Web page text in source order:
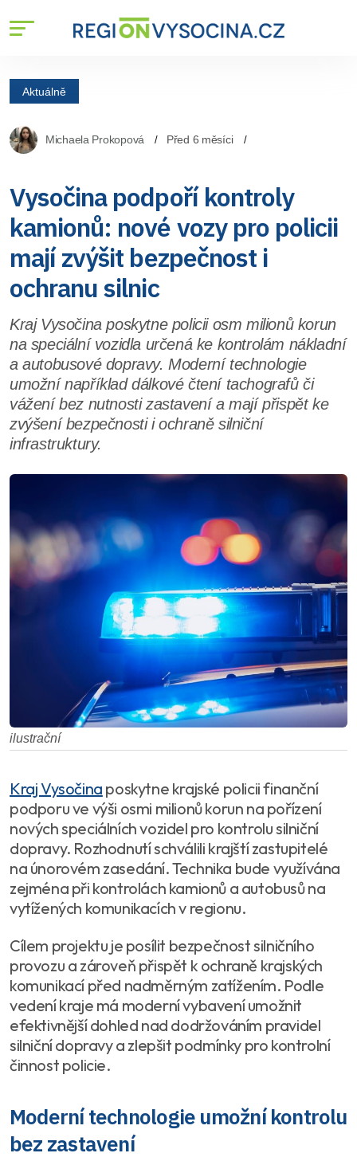
Aktuálně
Michaela Prokopová Před 6 měsíci
Vysočina podpoří kontroly
kamionů: nové vozy pro policii
mají zvýšit bezpečnost i
ochranu silnic
Kraj Vysočina poskytne policii osm milionů korun
na speciální vozidla určená ke kontrolám nákladní
a autobusové dopravy. Moderní technologie
umožní například dálkové čtení tachografů či
vážení bez nutnosti zastavení a mají přispět ke
zvýšení bezpečnosti i ochraně silniční
infrastruktury.
ilustrační
Kraj Vysočina poskytne krajské policii finanční
podporu ve výši osmi milionů korun na pořízení
nových speciálních vozidel pro kontrolu silniční
dopravy. Rozhodnutí schválili krajští zastupitelé
na únorovém zasedání. Technika bude využívána
zejména při kontrolách kamionů a autobusů na
vytížených komunikacích v regionu.
Cílem projektu je posílit bezpečnost silničního
provozu a zároveň přispět k ochraně krajských
komunikací před nadměrným zatížením. Podle
vedení kraje má moderní vybavení umožnit
efektivnější dohled nad dodržováním pravidel
silniční dopravy a zlepšit podmínky pro kontrolní
činnost policie.
Moderní technologie umožní kontrolu
bez zastavení